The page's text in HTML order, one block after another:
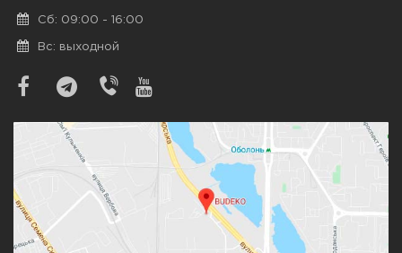
Сб: 09:00 - 16:00
Вс: выходной